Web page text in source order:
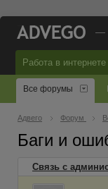
—
Работа в интернете
Все форумы
Адвего Форум
Баги и
Связь с